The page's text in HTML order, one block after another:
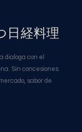
日経料理
dialoga con el
Sin concesiones:
sabor de